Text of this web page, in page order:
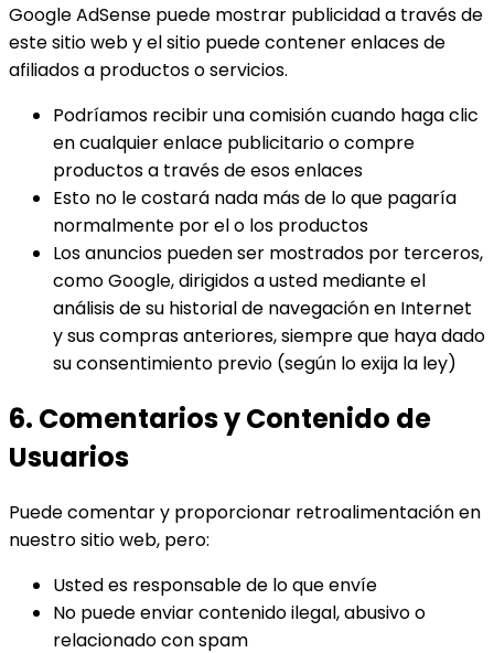
Google AdSense puede mostrar publicidad a través de
este sitio web y el sitio puede contener enlaces de
afiliados a productos o servicios.
Podríamos recibir una comisión cuando haga clic
en cualquier enlace publicitario o compre
productos a través de esos enlaces
Esto no le costará nada más de lo que pagaría
normalmente por el o los productos
Los anuncios pueden ser mostrados por terceros,
como Google, dirigidos a usted mediante el
análisis de su historial de navegación en Internet
y sus compras anteriores, siempre que haya dado
su consentimiento previo (según lo exija la ley)
6. Comentarios y Contenido de
Usuarios
Puede comentar y proporcionar retroalimentación en
nuestro sitio web, pero:
Usted es responsable de lo que envíe
No puede enviar contenido ilegal, abusivo o
relacionado con spam